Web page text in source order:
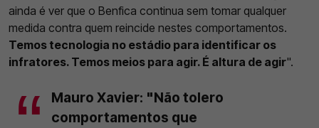
ainda é ver que o Benfica continua sem tomar qualquer
medida contra quem reincide nestes comportamentos.
Temos tecnologia no estádio para identificar os
infratores. Temos meios para agir. É altura de agir".
Mauro Xavier: "Não tolero
comportamentos que